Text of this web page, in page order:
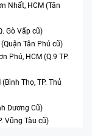
Nhất, HCM (Tân
Gò Vấp cũ)
Tân Phú cũ)
Phú, HCM (Q.9 TP.
Thọ, TP. Thủ
Dương Cũ)
Vũng Tàu cũ)